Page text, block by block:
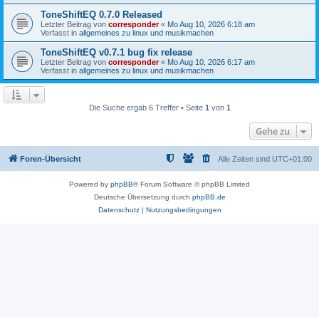
ToneShiftEQ 0.7.0 Released
Letzter Beitrag von corresponder« Mo Aug 10, 2026 6:18 am
Verfasst in allgemeines zu linux und musikmachen
ToneShiftEQ v0.7.1 bug fix release
Letzter Beitrag von corresponder« Mo Aug 10, 2026 6:17 am
Verfasst in allgemeines zu linux und musikmachen
Die Suche ergab 6 Treffer • Seite 1 von 1
Gehe zu
Foren-Übersicht Alle Zeiten sind UTC+01:00
Powered by phpBB® Forum Software © phpBB Limited
Deutsche Übersetzung durch phpBB.de
Datenschutz| Nutzungsbedingungen